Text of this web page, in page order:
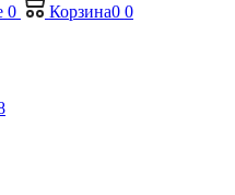
0 Корзина0 0